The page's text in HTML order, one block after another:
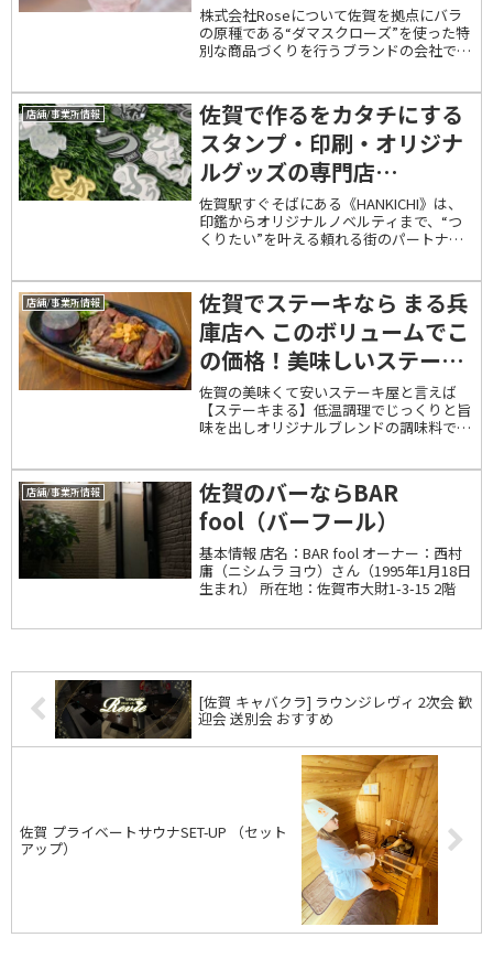
株式会社Roseについて佐賀を拠点にバラ
の原種である“ダマスクローズ”を使った特
別な商品づくりを行うブランドの会社で
も希少とされる「ブルガリア産ダマスクロ
ーズ」を原料...
店舗/事業所情報
佐賀で作るをカタチにする
スタンプ・印刷・オリジナ
ルグッズの専門店
【HANKICHI（ハンキ
チ）】
佐賀駅すぐそばにある《HANKICHI》は、
印鑑からオリジナルノベルティまで、“つ
くりたい”を叶える頼れる街のパートナー
常使いの認印・角印・シャチハタなど、用
途に合...
店舗/事業所情報
佐賀でステーキなら まる兵
庫店へ このボリュームでこ
の価格！美味しいステーキ
を佐賀で食べるならステー
キまる兵庫店！
佐賀の美味くて安いステーキ屋と言えば
【ステーキまる】低温調理でじっくりと旨
味を出しオリジナルブレンドの調味料で下
位置する「ステーキまる 兵庫店」は、質
の高いお肉を手...
店舗/事業所情報
佐賀のバーならBAR
fool（バーフール）
基本情報 店名：BAR fool オーナー：西村
庸（ニシムラ ヨウ）さん（1995年1月18日
生まれ） 所在地：佐賀市大財1-3-15 2階
[佐賀 キャバクラ] ラウンジレヴィ 2次会 歓
迎会 送別会 おすすめ
佐賀 プライベートサウナSET-UP （セット
アップ）